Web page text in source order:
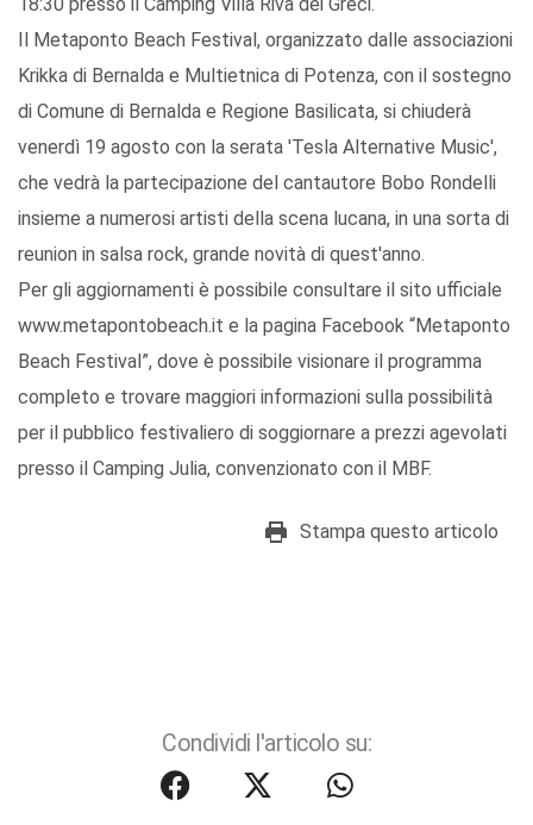
18:30 presso il Camping Villa Riva dei Greci.
Il Metaponto Beach Festival, organizzato dalle associazioni
Krikka di Bernalda e Multietnica di Potenza, con il sostegno
di Comune di Bernalda e Regione Basilicata, si chiuderà
venerdì 19 agosto con la serata 'Tesla Alternative Music',
che vedrà la partecipazione del cantautore Bobo Rondelli
insieme a numerosi artisti della scena lucana, in una sorta di
reunion in salsa rock, grande novità di quest'anno.
Per gli aggiornamenti è possibile consultare il sito ufficiale
www.metapontobeach.it e la pagina Facebook “Metaponto
Beach Festival”, dove è possibile visionare il programma
completo e trovare maggiori informazioni sulla possibilità
per il pubblico festivaliero di soggiornare a prezzi agevolati
presso il Camping Julia, convenzionato con il MBF.
Stampa questo articolo
Condividi l'articolo su: